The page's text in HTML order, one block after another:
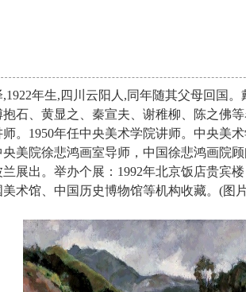
,1922年生,四川云阳人,同年随其父母回国
石、黄显之、秦宣夫、谢稚柳、陈之佛
师。1950年任中央美术学院讲师。中央美
央美院徐悲鸿画室导师，中国徐悲鸿画院
兰展出。举办个展：1992年北京饭店贵宾
美术馆、中国历史博物馆等机构收藏。(图